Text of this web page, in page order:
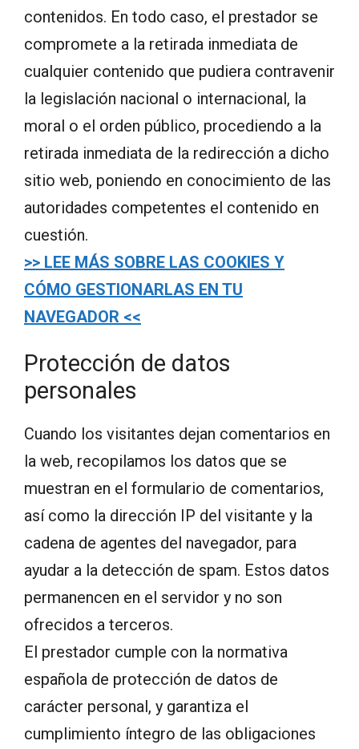
contenidos. En todo caso, el prestador se
compromete a la retirada inmediata de
cualquier contenido que pudiera contravenir
la legislación nacional o internacional, la
moral o el orden público, procediendo a la
retirada inmediata de la redirección a dicho
sitio web, poniendo en conocimiento de las
autoridades competentes el contenido en
cuestión.
>> LEE MÁS SOBRE LAS COOKIES Y
CÓMO GESTIONARLAS EN TU
NAVEGADOR <<
Protección de datos
personales
Cuando los visitantes dejan comentarios en
la web, recopilamos los datos que se
muestran en el formulario de comentarios,
así como la dirección IP del visitante y la
cadena de agentes del navegador, para
ayudar a la detección de spam. Estos datos
permanencen en el servidor y no son
ofrecidos a terceros.
El prestador cumple con la normativa
española de protección de datos de
carácter personal, y garantiza el
cumplimiento íntegro de las obligaciones